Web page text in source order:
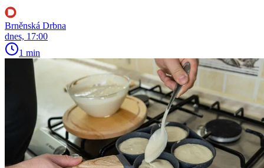
Brněnská Drbna
dnes, 17:00
1 min